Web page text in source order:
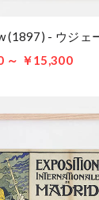
- ウジェ
～ ￥15,300